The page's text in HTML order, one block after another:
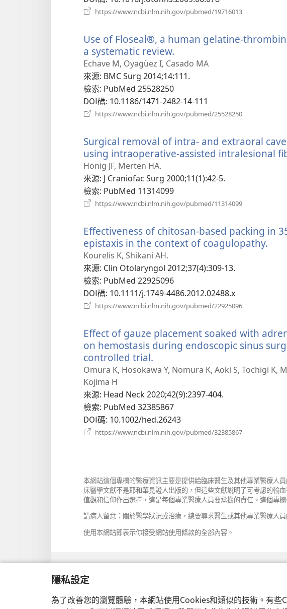
隱私設定
為了改善您的瀏覽體驗，本網站使用Cookies和類似的技術。有
https://www.ncbi.nlm.nih.gov/pubmed/19716013
視
Use of Floseal®, a human gelatine-
a systematic review.
啟
新
窗）
Echave M, Oyagüez I, Casado MA
來源‎: BMC Surg 2014;14:111.
檢索‎: PubMed 25528250
DOI碼‎: 10.1186/1471-2482-14-111
https://www.ncbi.nlm.nih.gov/pubmed/25528250
視
窗）
Surgical removal of intra- and extraoral
using intraoperative-assisted intralesional
Hönig JF, Merten HA.
來源‎: J Craniofac Surg 2000;11(1):42-5.
檢索‎: PubMed 11314099
https://www.ncbi.nlm.nih.gov/pubmed/11314099
視
窗）
Effectiveness of chitosan-based packing in
epistaxis in the context of coagulopathy.
Kourelis K, Shikani AH.
來源‎: Clin Otolaryngol 2012;37(4):309-13.
檢索‎: PubMed 22925096
DOI碼‎: 10.1111/j.1749-4486.2012.02488.x
https://www.ncbi.nlm.nih.gov/pubmed/22925096
視
窗）
Effect of gauze placement soaked with
on hemostasis during endoscopic sinus
controlled trial.
啟
視
窗）
Omura K, Hosokawa Y, Nomura K, Aoki S, Tochigi K,
Kojima H
來源‎: Head Neck 2020;42(9):2397-404.
檢索‎: PubMed 32385867
DOI碼‎: 10.1002/hed.26243
https://www.ncbi.nlm.nih.gov/pubmed/32385867
本網站這個專欄的醫療資訊主要是提供給臨床醫生及其他專業醫療人
床醫學文獻不是耶和華見證人出版的，但這些文獻說明了可考慮的輸
值觀和信仰作出選擇，這是每個專業醫療人員要承擔的責任。這個專
請病人留意：關於醫學狀況或治療，總要尋求醫生或其他專業醫療人
使用本網站即表示你接受網站使用條款的全部內容。